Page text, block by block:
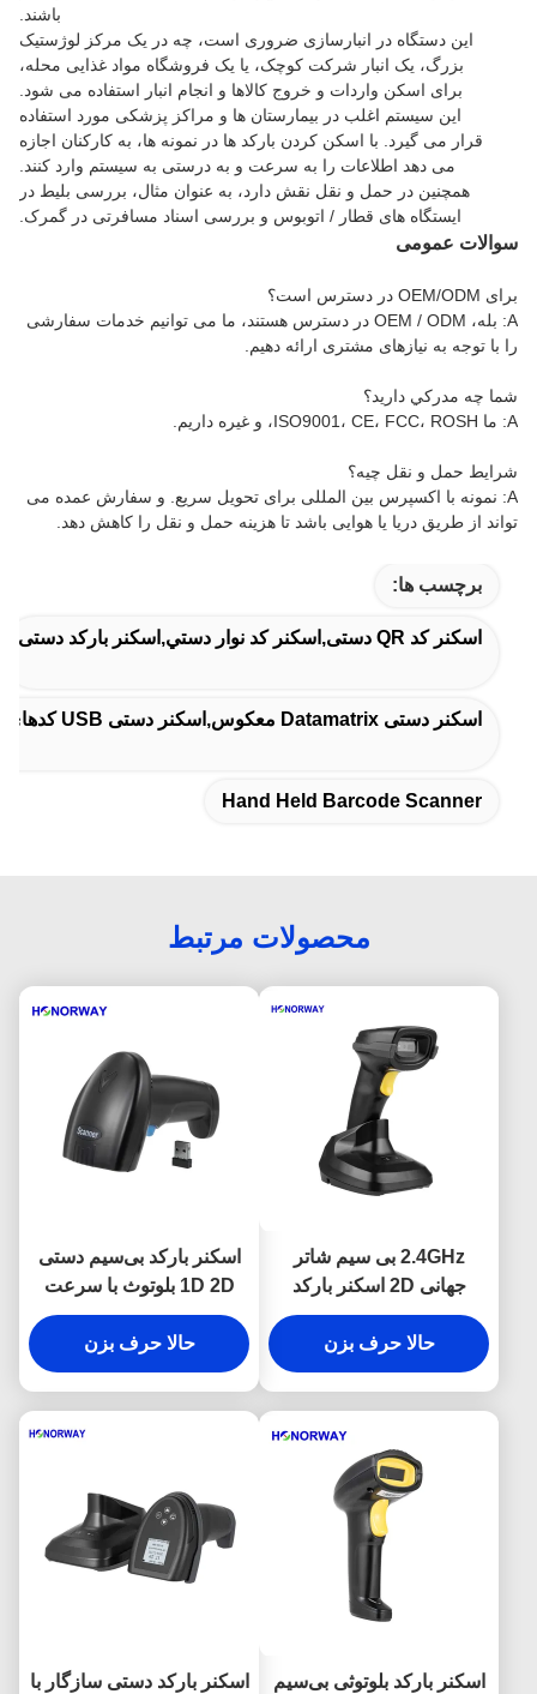
باشند.
این دستگاه در انبارسازی ضروری است، چه در یک مرکز لوژستیک
بزرگ، یک انبار شرکت کوچک، یا یک فروشگاه مواد غذایی محله،
برای اسکن واردات و خروج کالاها و انجام انبار استفاده می شود.
این سیستم اغلب در بیمارستان ها و مراکز پزشکی مورد استفاده
قرار می گیرد. با اسکن کردن بارکد ها در نمونه ها، به کارکنان اجازه
می دهد اطلاعات را به سرعت و به درستی به سیستم وارد کنند.
همچنین در حمل و نقل نقش دارد، به عنوان مثال، بررسی بلیط در
ایستگاه های قطار / اتوبوس و بررسی اسناد مسافرتی در گمرک.
سوالات عمومی
برای OEM/ODM در دسترس است؟
A: بله، OEM / ODM در دسترس هستند، ما می توانیم خدمات سفارشی
را با توجه به نیازهای مشتری ارائه دهیم.
شما چه مدرکي داريد؟
A: ما ISO9001، CE، FCC، ROSH، و غیره داریم.
شرايط حمل و نقل چيه؟
A: نمونه با اکسپرس بین المللی برای تحویل سریع. و سفارش عمده می
تواند از طریق دریا یا هوایی باشد تا هزینه حمل و نقل را کاهش دهد.
برچسب ها:
اسکنر کد QR دستی,اسکنر کد نوار دستي,اسکنر بارکد دستی
اسکنر دستی Datamatrix معکوس,اسکنر دستی USB کدهای QR
Hand Held Barcode Scanner
محصولات مرتبط
2.4GHz بی سیم شاتر
جهانی 2D اسکنر بارکد
دستی با باتری 2200mAH
OEM
حالا حرف بزن
اسکنر بارکد بی‌سیم دستی
1D 2D بلوتوث با سرعت
قابل تنظیم برای پرداخت
QR
حالا حرف بزن
اسکنر بارکد بلوتوثی بی‌سیم
اسکنر بارکد دستی سازگار با